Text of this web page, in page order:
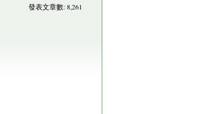
發表文章數: 8,261